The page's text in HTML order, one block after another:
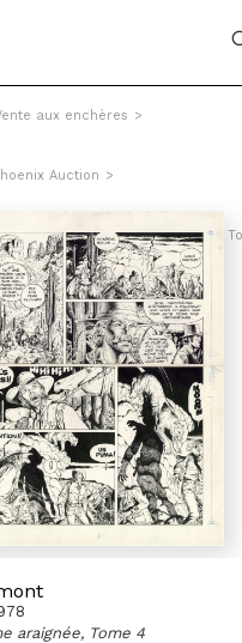
aux enchères >
Auction >
trésor de la femme araignée,
araignée, Tome 4